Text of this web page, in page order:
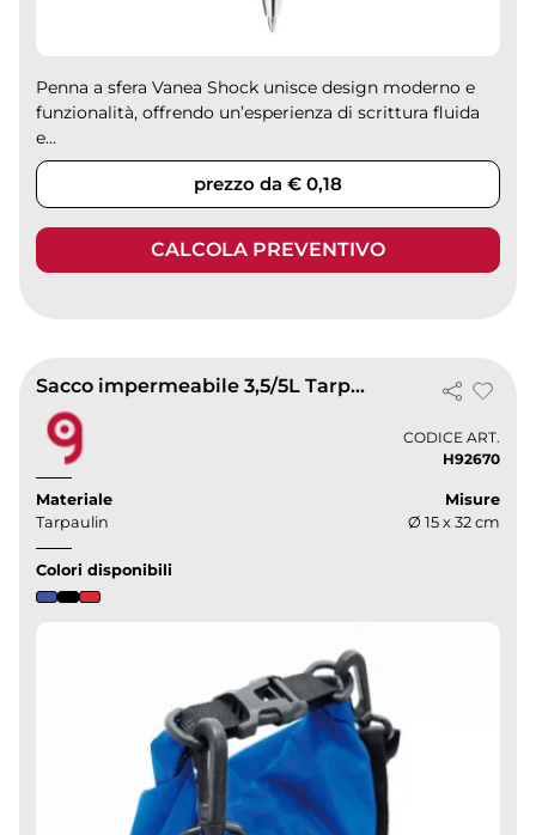
Penna a sfera Vanea Shock unisce design moderno e
funzionalità, offrendo un’esperienza di scrittura fluida
e...
prezzo da € 0,18
CALCOLA PREVENTIVO
Sacco impermeabile 3,5/5L Tarpaulin 190T
CODICE ART.
H92670
Materiale
Tarpaulin
Misure
Ø 15 x 32 cm
Colori disponibili